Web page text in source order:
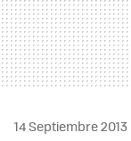
14 Septiembre 2013